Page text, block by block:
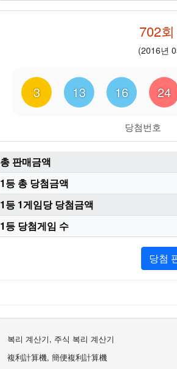
702회
(2016년
당첨번호
3 13 16 24
총 판매금액
1등 총 당첨금액
1등 1게임당 당첨금액
1등 당첨게임 수
당첨
복리 계산기, 주식 복리 계산기
複利計算機, 簡便複利計算機